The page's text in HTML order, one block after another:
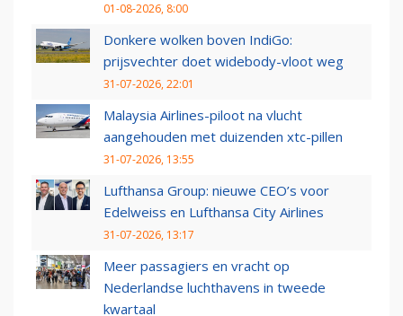
01-08-2026, 8:00
Donkere wolken boven IndiGo:
prijsvechter doet widebody-vloot weg
31-07-2026, 22:01
Malaysia Airlines-piloot na vlucht
aangehouden met duizenden xtc-pillen
31-07-2026, 13:55
Lufthansa Group: nieuwe CEO’s voor
Edelweiss en Lufthansa City Airlines
31-07-2026, 13:17
Meer passagiers en vracht op
Nederlandse luchthavens in tweede
kwartaal